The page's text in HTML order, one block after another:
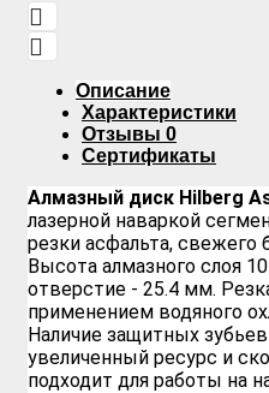
Описание
Характеристики
Отзывы 0
Сертификаты
Алмазный диск Hilberg
лазерной наваркой
резки асфальта, свежего
Высота алмазного слоя
отверстие - 25.4 мм.
применением водяного
Наличие защитных
увеличенный ресурс и
подходит для работы на